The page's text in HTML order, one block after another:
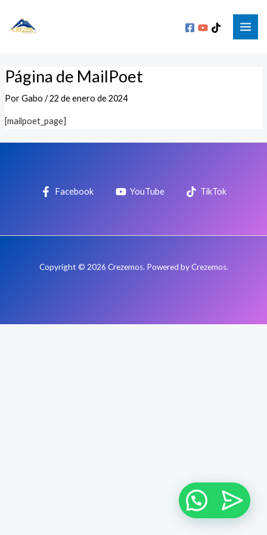
Página de MailPoet
PorGabo /22 de enero de 2024
[mailpoet_page]
Facebook YouTube TikTok
Copyright © 2026 Crezemos. Powered by Crezemos.